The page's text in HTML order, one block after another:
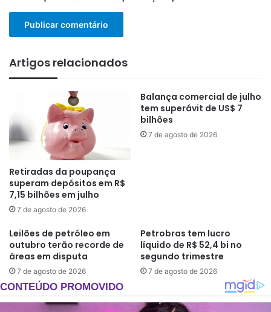
Artigos relacionados
Retiradas da poupança
superam depósitos em R$
7,15 bilhões em julho
7 de agosto de 2026
Balança comercial de julho
tem superávit de US$ 7
bilhões
7 de agosto de 2026
Leilões de petróleo em
outubro terão recorde de
áreas em disputa
7 de agosto de 2026
Petrobras tem lucro
líquido de R$ 52,4 bi no
segundo trimestre
7 de agosto de 2026